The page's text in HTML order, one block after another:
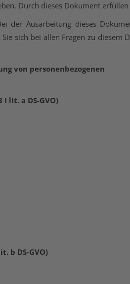
Durch dieses Dokument
der Ausarbeitung dieses
sich bei allen Fragen zu
von personenbezogenen
lit. a DS-GVO)
b DS-GVO)